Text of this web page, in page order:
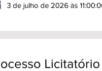
3 de julho de 2026 às